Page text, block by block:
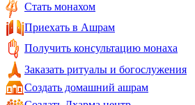
Стать монахом
Приехать в Ашрам
Получить консультацию монаха
Заказать ритуалы и богослужения
Создать домашний ашрам